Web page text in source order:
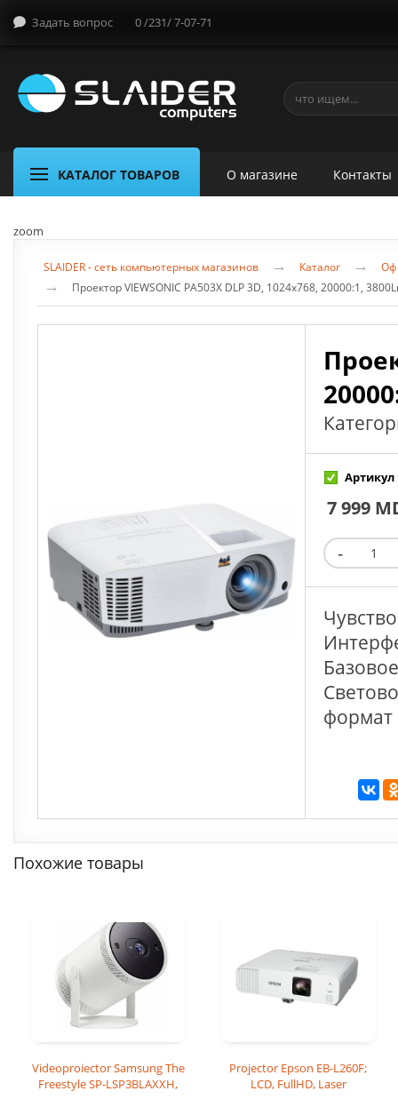
Задать вопрос 0 /231/ 7-07-71
КАТАЛОГ ТОВАРОВ О магазине Контакты
zoom
SLAIDER - сеть компьютерных магазинов → Каталог →
→ Проектор VIEWSONIC PA503X DLP 3D, 1024x768, 20000:1,
Артикул
7 999
формат
Похожие товары
Videoproiector Samsung The
Freestyle SP-LSP3BLAXXH,
Projector Epson EB-L260F;
LCD, FullHD, Laser